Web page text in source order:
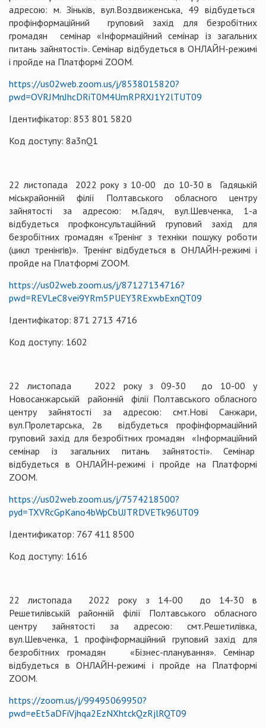
адресою: м. Зіньків, вул.Воздвиженська, 49 відбудеться
профінформаційний груповий захід для безробітних
громадян семінар «Інформаційний семінар із загальних
питань зайнятості». Семінар відбудеться в ОНЛАЙН-режимі
і пройде на Платформі ZOOM.
https://us02web.zoom.us/j/8538015820?
pwd=OVRJMnJhcDRiT0M4UmRPRXJ1Y2lTUT09
Ідентифікатор: 853 801 5820
Код доступу: 8a3nQ1
22 листопада 2022 року з 10-00 до 10-30 в Гадяцькій
міськрайонній філії Полтавського обласного центру
зайнятості за адресою: м.Гадяч, вул.Шевченка, 1-а
відбудеться профконсультаційний груповий захід для
безробітних громадян «Тренінг з техніки пошуку роботи
(цикл тренінгів)». Тренінг відбудеться в ОНЛАЙН-режимі і
пройде на Платформі ZOOM.
https://us02web.zoom.us/j/87127134716?
pwd=REVLeC8vei9YRm5PUEY3RExwbExnQT09
Ідентифікатор: 871 2713 4716
Код доступу: 1602
22 листопада 2022 року з 09-30 до 10-00 у
Новосанжарській районній філії Полтавського обласного
центру зайнятості за адресою: смт.Нові Санжари,
вул.Пролетарська, 2в відбудеться профінформаційний
груповий захід для безробітних громадян «Інформаційний
семінар із загальних питань зайнятості». Семінар
відбудеться в ОНЛАЙН-режимі і пройде на Платформі
ZOOM.
https://us02web.zoom.us/j/7574218500?
pуd=TXVRcGрKano4bWpCbUJTRDVETk96UT09
Ідентификатор: 767 411 8500
Код доступу: 1616
22 листопада 2022 року з 14-00 до 14-30 в
Решетилівській районній філії Полтавського обласного
центру зайнятості за адресою: смт.Решетилівка,
вул.Шевченка, 1 профінформаційний груповий захід для
безробітних громадян «Бізнес-планування». Семінар
відбудеться в ОНЛАЙН-режимі і пройде на Платформі
ZOOM.
https://zoom.us/j/99495069950?
pwd=eEt5aDFiVjhqa2EzNXhtckQzRjlRQT09